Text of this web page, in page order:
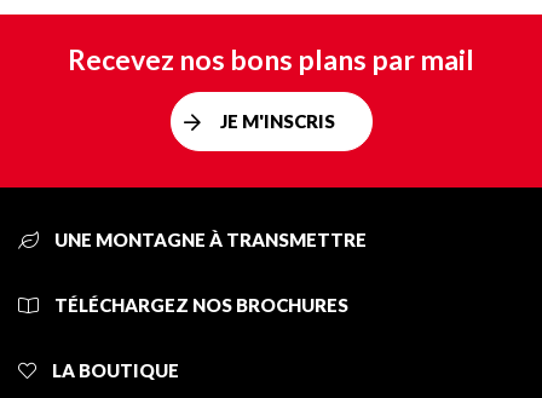
Recevez nos bons plans par mail
JE M'INSCRIS
UNE MONTAGNE À TRANSMETTRE
TÉLÉCHARGEZ NOS BROCHURES
LA BOUTIQUE